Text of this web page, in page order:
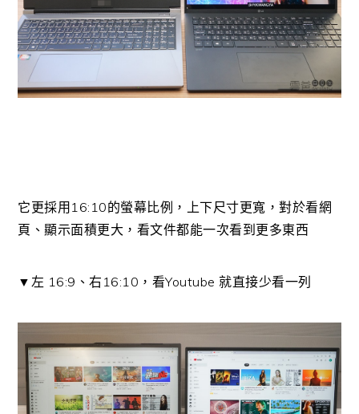
它更採用16:10的螢幕比例，上下尺寸更寬，對於看網
頁、顯示面積更大，看文件都能一次看到更多東西
▼左 16:9、右16:10，看Youtube 就直接少看一列